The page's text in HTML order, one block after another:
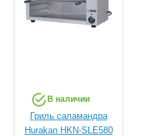
В наличии
Гриль саламандра
Hurakan HKN-SLE580